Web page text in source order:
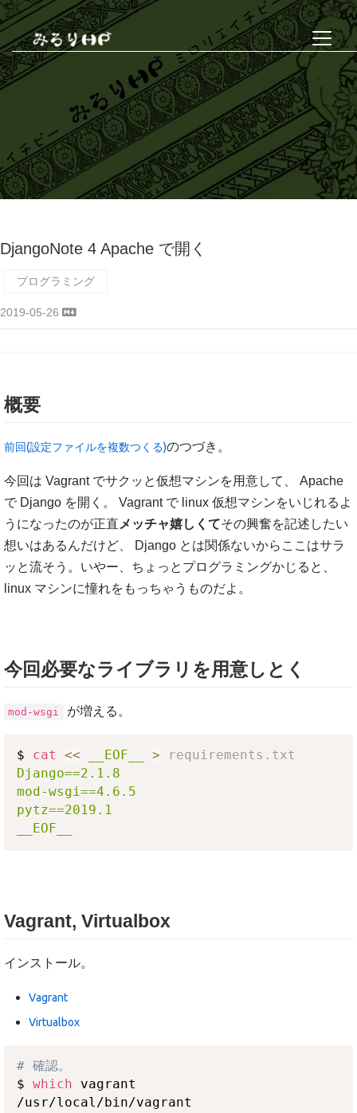
DjangoNote 4 Apache で開く
プログラミング
2019-05-26
概要
前回(設定ファイルを複数つくる)のつづき。
今回は Vagrant でサクッと仮想マシンを用意して、 Apache
で Django を開く。 Vagrant で linux 仮想マシンをいじれるよ
うになったのが正直 メッチャ嬉しくてその興奮を記述したい
想いはあるんだけど、 Django とは関係ないからここはサラ
ッと流そう。いやー、ちょっとプログラミングかじると、
linux マシンに憧れをもっちゃうものだよ。
今回必要なライブラリを用意しとく
mod-wsgi が増える。
$ cat << __EOF__ > requirements.txt
Django==2.1.8
mod-wsgi==4.6.5
pytz==2019.1
__EOF__
Vagrant, Virtualbox
インストール。
Vagrant
Virtualbox
# 確認。
$ which vagrant
/usr/local/bin/vagrant